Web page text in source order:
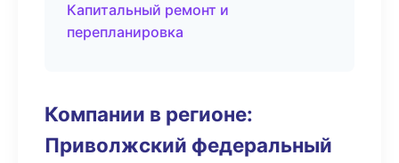
Капитальный ремонт и
перепланировка
Компании в регионе:
Приволжский федеральный